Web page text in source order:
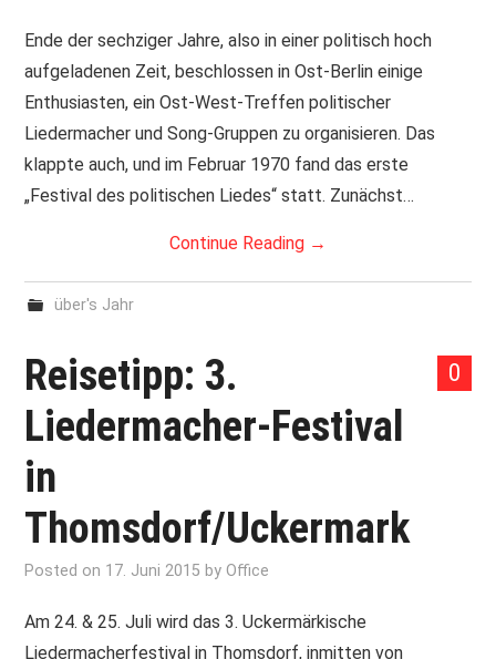
Ende der sechziger Jahre, also in einer politisch hoch
aufgeladenen Zeit, beschlossen in Ost-Berlin einige
Enthusiasten, ein Ost-West-Treffen politischer
Liedermacher und Song-Gruppen zu organisieren. Das
klappte auch, und im Februar 1970 fand das erste
„Festival des politischen Liedes“ statt. Zunächst…
Continue Reading →
über's Jahr
0
Reisetipp: 3.
Liedermacher-Festival
in
Thomsdorf/Uckermark
Posted on 17. Juni 2015 byOffice
Am 24. & 25. Juli wird das 3. Uckermärkische
Liedermacherfestival in Thomsdorf, inmitten von